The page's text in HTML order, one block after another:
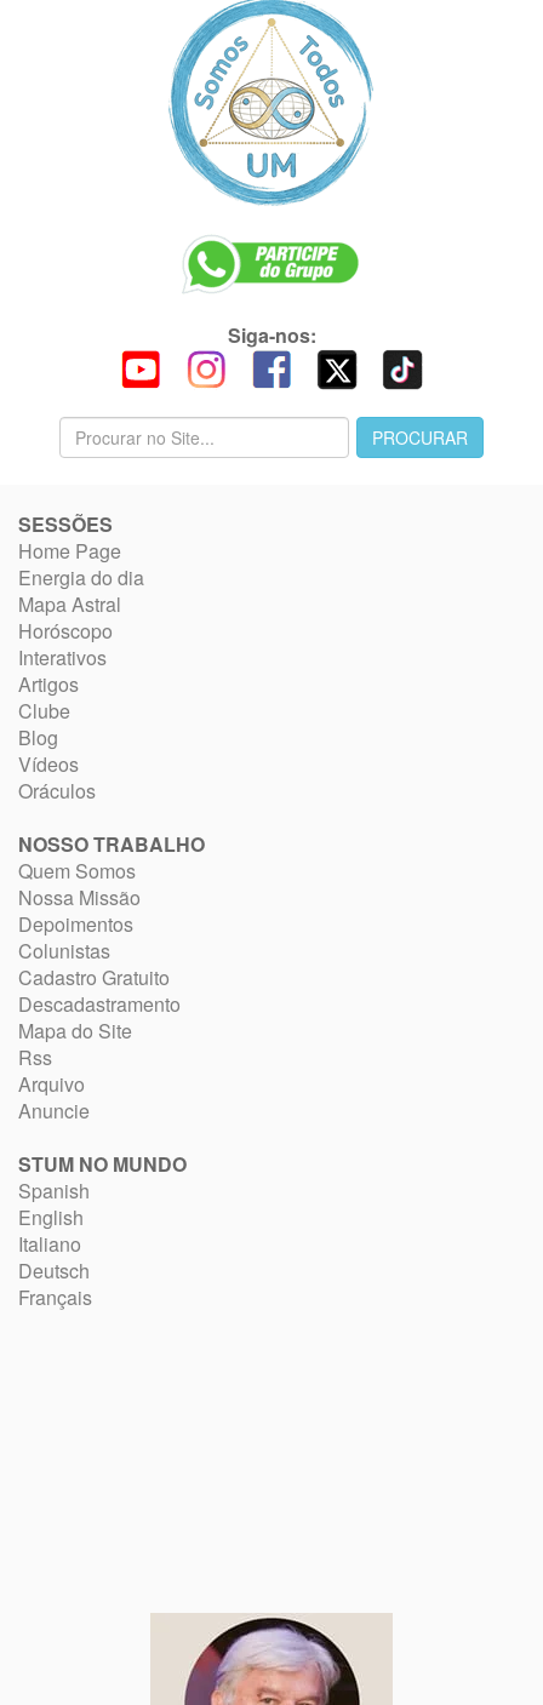
Siga-nos:
SESSÕES
Home Page
Energia do dia
Mapa Astral
Horóscopo
Interativos
Artigos
Clube
Blog
Vídeos
Oráculos
NOSSO TRABALHO
Quem Somos
Nossa Missão
Depoimentos
Colunistas
Cadastro Gratuito
Descadastramento
Mapa do Site
Rss
Arquivo
Anuncie
STUM NO MUNDO
Spanish
English
Italiano
Deutsch
Français